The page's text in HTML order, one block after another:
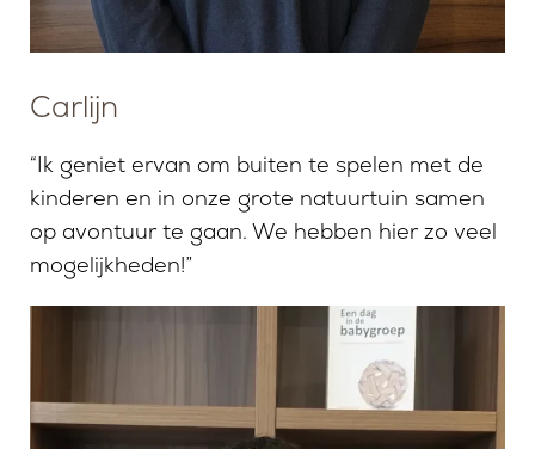
Carlijn
“Ik geniet ervan om buiten te spelen met de
kinderen en in onze grote natuurtuin samen
op avontuur te gaan. We hebben hier zo veel
mogelijkheden!”